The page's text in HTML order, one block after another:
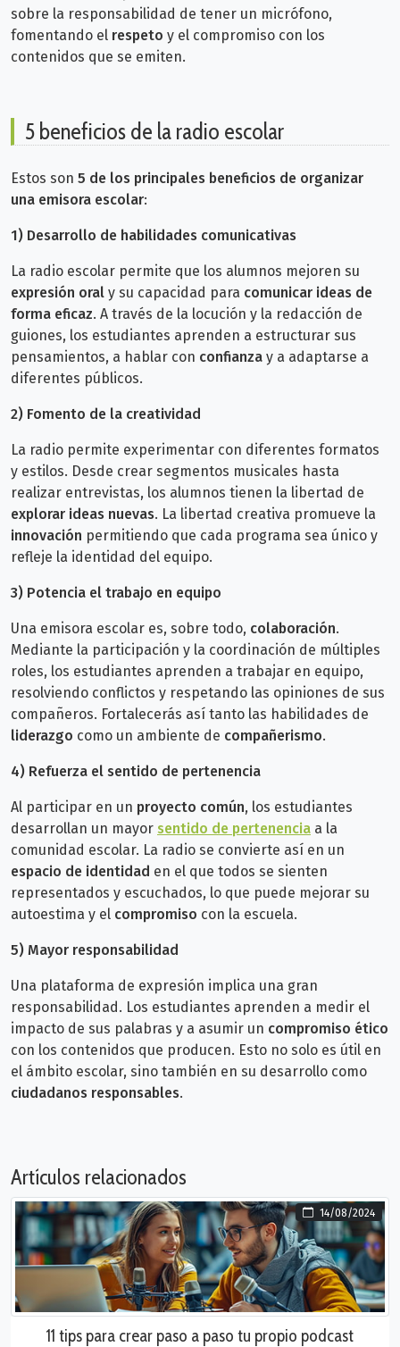
sobre la responsabilidad de tener un micrófono,
fomentando el respeto y el compromiso con los
contenidos que se emiten.
5 beneficios de la radio escolar
Estos son 5 de los principales beneficios de organizar
una emisora escolar:
1) Desarrollo de habilidades comunicativas
La radio escolar permite que los alumnos mejoren su
expresión oral y su capacidad para comunicar ideas de
forma eficaz. A través de la locución y la redacción de
guiones, los estudiantes aprenden a estructurar sus
pensamientos, a hablar con confianza y a adaptarse a
diferentes públicos.
2) Fomento de la creatividad
La radio permite experimentar con diferentes formatos
y estilos. Desde crear segmentos musicales hasta
realizar entrevistas, los alumnos tienen la libertad de
explorar ideas nuevas. La libertad creativa promueve la
innovación permitiendo que cada programa sea único y
refleje la identidad del equipo.
3) Potencia el trabajo en equipo
Una emisora escolar es, sobre todo, colaboración.
Mediante la participación y la coordinación de múltiples
roles, los estudiantes aprenden a trabajar en equipo,
resolviendo conflictos y respetando las opiniones de sus
compañeros. Fortalecerás así tanto las habilidades de
liderazgo como un ambiente de compañerismo.
4) Refuerza el sentido de pertenencia
Al participar en un proyecto común, los estudiantes
desarrollan un mayor sentido de pertenencia a la
comunidad escolar. La radio se convierte así en un
espacio de identidad en el que todos se sienten
representados y escuchados, lo que puede mejorar su
autoestima y el compromiso con la escuela.
5) Mayor responsabilidad
Una plataforma de expresión implica una gran
responsabilidad. Los estudiantes aprenden a medir el
impacto de sus palabras y a asumir un compromiso ético
con los contenidos que producen. Esto no solo es útil en
el ámbito escolar, sino también en su desarrollo como
ciudadanos responsables.
Artículos relacionados
14/08/2024
11 tips para crear paso a paso tu propio podcast